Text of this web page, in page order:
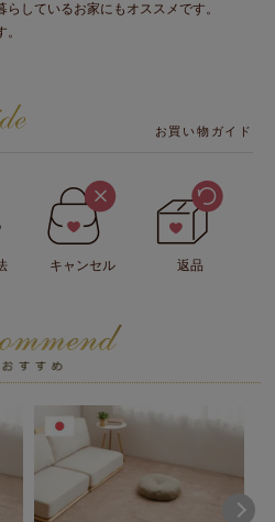
しているお家にもオススメです。
お買い物ガイド
キャンセル 返品